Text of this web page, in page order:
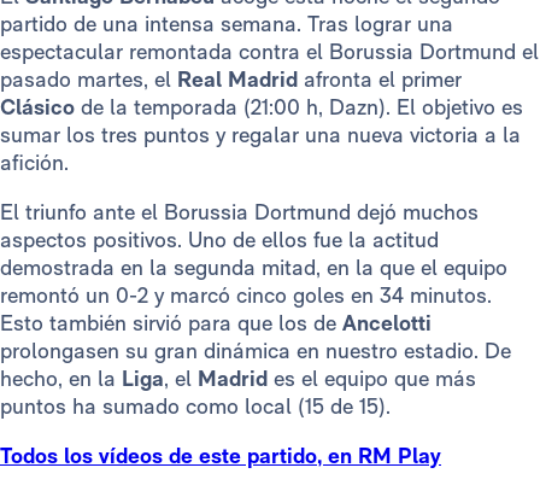
partido de una intensa semana. Tras lograr una
espectacular remontada contra el Borussia Dortmund el
pasado martes, el Real Madrid afronta el primer
Clásico de la temporada (21:00 h, Dazn). El objetivo es
sumar los tres puntos y regalar una nueva victoria a la
afición.
El triunfo ante el Borussia Dortmund dejó muchos
aspectos positivos. Uno de ellos fue la actitud
demostrada en la segunda mitad, en la que el equipo
remontó un 0-2 y marcó cinco goles en 34 minutos.
Esto también sirvió para que los de Ancelotti
prolongasen su gran dinámica en nuestro estadio. De
hecho, en la Liga, el Madrid es el equipo que más
puntos ha sumado como local (15 de 15).
Todos los vídeos de este partido, en RM Play